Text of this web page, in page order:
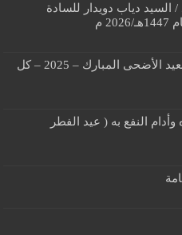
دياب دويدار للسادة
م
معايدة سيدنا الشيخ رضي الله عنه بعيد الأضحى المبارك – 2025 – كل
النفع به ( عيد الفطر